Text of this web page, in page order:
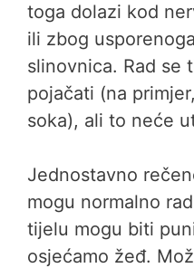
toga dolazi kod
ili zbog
slinovnica. Rad se
pojačati (na
soka), ali to neće
Jednostavno
mogu normalno
tijelu mogu biti
osjećamo žeđ.